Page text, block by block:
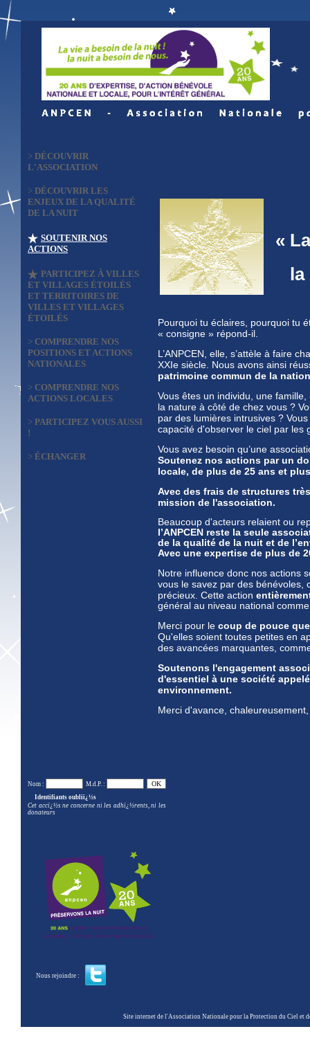
> DÉCOUVRIR
L'ASSOCIATION
> DÉCOUVRIR LES
ENJEUX DE LA QUALITÉ
DE LA NUIT
SOUTENIR NOS
ACTIONS
PARTICIPEZ À VILLES
ET VILLAGES ÉTOILÉS
ET TERRITOIRES DE
VILLES ET VILLAGES
ÉTOILÉS
> COMPRENDRE NOS
POSITIONS ET ACTIONS
NATIONALES
> COMPRENDRE NOS
ACTIONS LOCALES
> PARTICIPEZ VOUS AUSSI
!
> ÉCHANGER
«
la
Pourquoi tu éclaires, pourquoi tu
« consigne » répond-il.
L’ANPCEN, elle, s’attèle à faire
XXIe siècle. Nous avons ainsi
patrimoine commun de la nation
Vous êtes un individu, une
la nature à côté de chez vous ?
par des lumières intrusives ?
capacité d'observer le ciel par les
Vous avez besoin qu’une
Soutenez nos actions par un
locale, de plus de 25 ans et
Avec des frais de structures
mission de l'association.
Beaucoup d'acteurs relaient ou
l’ANPCEN reste la seule
de la qualité de la nuit et de
Avec une expertise de plus de
Notre influence donc nos actions
vous le savez par des bénévoles,
précieux. Cette action
général au niveau national
Merci pour le coup de pouce
Qu'elles soient toutes petites en
des avancées marquantes,
Soutenons l'engagement
d'essentiel à une société
environnement.
Merci d'avance,
Nom :
M.d.P. :
Identifiants oubliï¿½s
Cet accï¿½s ne concerne ni les adhï¿½rents, ni les
donateurs
Nous rejoindre :
Site internet de l'Association Nationale pour la Protection du Ciel et de